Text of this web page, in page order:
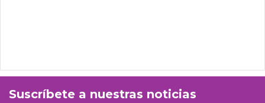
Suscríbete a nuestras noticias